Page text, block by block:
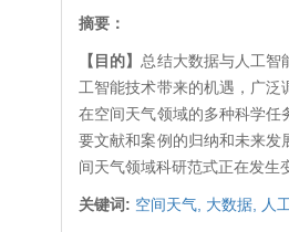
摘要：
【目的】总结大数据与人工智
工智能技术带来的机遇，广
在空间天气领域的多种科学
要文献和案例的归纳和未来
间天气领域科研范式正在发生
关键词: 空间天气, 大数据, 人